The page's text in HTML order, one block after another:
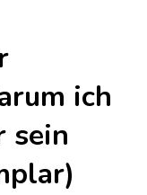
ich
sein